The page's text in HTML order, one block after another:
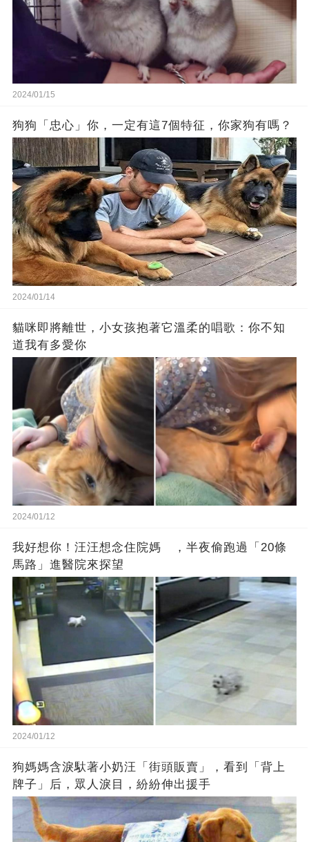
2024/01/15
狗狗「忠心」你，一定有這7個特征，你家狗有嗎？
2024/01/14
貓咪即將離世，小女孩抱著它溫柔的唱歌：你不知
道我有多愛你
2024/01/12
我好想你！汪汪想念住院媽 ，半夜偷跑過「20條
馬路」進醫院來探望
2024/01/12
狗媽媽含淚馱著小奶汪「街頭販賣」，看到「背上
牌子」后，眾人淚目，紛紛伸出援手